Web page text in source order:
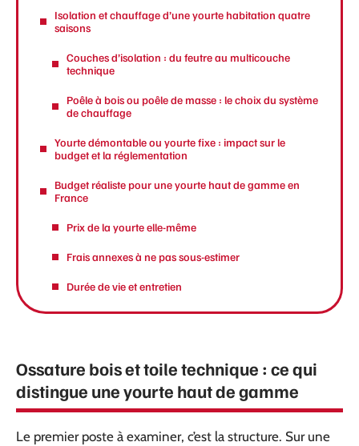
Isolation et chauffage d’une yourte habitation quatre
saisons
Couches d’isolation : du feutre au multicouche
technique
Poêle à bois ou poêle de masse : le choix du système
de chauffage
Yourte démontable ou yourte fixe : impact sur le
budget et la réglementation
Budget réaliste pour une yourte haut de gamme en
France
Prix de la yourte elle-même
Frais annexes à ne pas sous-estimer
Durée de vie et entretien
Ossature bois et toile technique : ce qui
distingue une yourte haut de gamme
Le premier poste à examiner, c’est la structure. Sur une